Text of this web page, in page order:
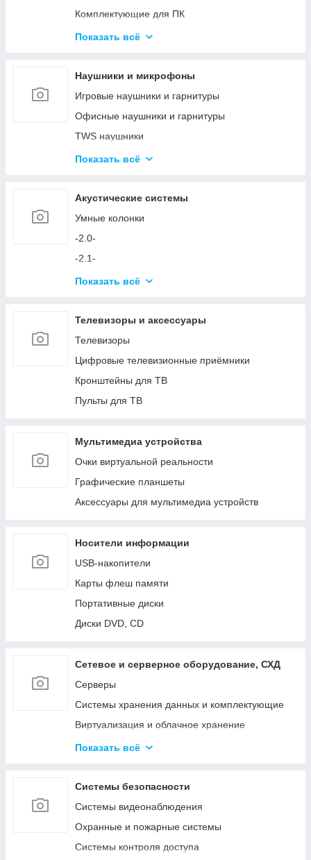
Комплектующие для ПК
Программное обеспечение
Вентиляторы охлаждения
Мониторы и аксессуары
Аксессуары для ПК
Устройства ввода и аксессуары
Игровые кресла
Игровые устройства
Симуляторы и аксессуары
Показать всё
Наушники и микрофоны
Игровые наушники и гарнитуры
Офисные наушники и гарнитуры
TWS наушники
Микрофоны
Показать всё
Акустические системы
Умные колонки
-2.0-
-2.1-
Акустика с технологией Bluetooth
Показать всё
Телевизоры и аксессуары
Телевизоры
Цифровые телевизионные приёмники
Кронштейны для ТВ
Пульты для ТВ
Мультимедиа устройства
Очки виртуальной реальности
Графические планшеты
Аксессуары для мультимедиа устройств
Носители информации
USB-накопители
Карты флеш памяти
Портативные диски
Диски DVD, CD
Сетевое и серверное оборудование, СХД
Cерверы
Системы хранения данных и комплектующие
Виртуализация и облачное хранение
Активное сетевое
Показать всё
Системы безопасности
Системы видеонаблюдения
Охранные и пожарные системы
Системы контроля доступа